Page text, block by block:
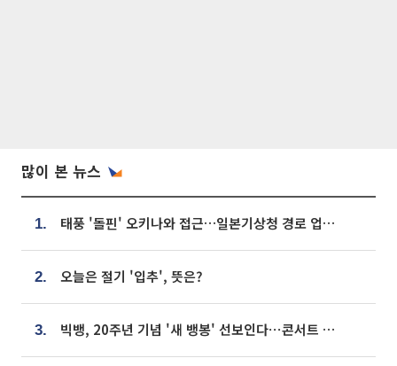
많이 본 뉴스
1. 태풍 '돌핀' 오키나와 접근…일본기상청 경로 업데이트
2. 오늘은 절기 '입추', 뜻은?
3. 빅뱅, 20주년 기념 '새 뱅봉' 선보인다⋯콘서트 앞두고 팝업 개최